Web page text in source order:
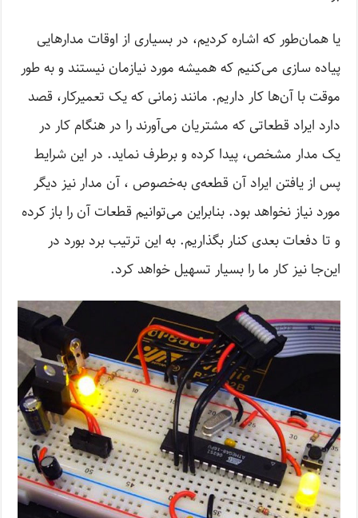
یا همان‌طور که اشاره کردیم، در بسیاری از اوقات مدارهایی
پیاده سازی می‌کنیم که همیشه مورد نیازمان نیستند و به طور
موقت با آن‌ها کار داریم. مانند زمانی که یک تعمیرکار، قصد
دارد ایراد قطعاتی که مشتریان می‌آورند را در هنگام کار در
یک مدار مشخص، پیدا کرده و برطرف نماید. در این شرایط
پس از یافتن ایراد آن قطعه‌ی به‌خصوص ، آن مدار نیز دیگر
مورد نیاز نخواهد بود. بنابراین می‌توانیم قطعات آن را باز کرده
و تا دفعات بعدی کنار بگذاریم. به این ترتیب برد بورد در
این‌جا نیز کار ما را بسیار تسهیل خواهد کرد.